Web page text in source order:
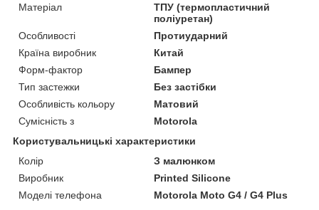
Матеріал
ТПУ (термопластичний
поліуретан)
Особливості
Протиударний
Країна виробник
Китай
Форм-фактор
Бампер
Тип застежки
Без застібки
Особливість кольору
Матовий
Сумісність з
Motorola
Користувальницькі характеристики
Колір
З малюнком
Виробник
Printed Silicone
Моделі телефона
Motorola Moto G4 / G4 Plus